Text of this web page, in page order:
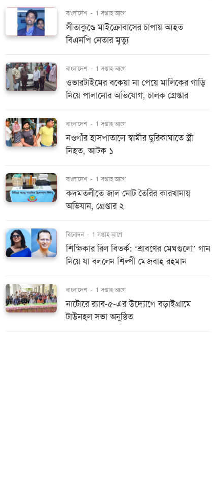
বাংলাদেশ - 1 সপ্তাহ আগে
সীতাকুণ্ডে মাইক্রোবাসের চাপায় আহত
বিএনপি নেতার মৃত্যু
বাংলাদেশ - 1 সপ্তাহ আগে
ওভারটাইমের বকেয়া না পেয়ে মালিকের গাড়ি
নিয়ে পালানোর অভিযোগ, চালক গ্রেপ্তার
বাংলাদেশ - 1 সপ্তাহ আগে
নওগাঁর হাসপাতালে স্বামীর ছুরিকাঘাতে স্ত্রী
নিহত, আটক ১
বাংলাদেশ - 1 সপ্তাহ আগে
কদমতলীতে জাল নোট তৈরির কারখানায়
অভিযান, গ্রেপ্তার ২
বিনোদন - 1 সপ্তাহ আগে
শিক্ষিকার রিল বিতর্ক: ‘শ্রাবণের মেঘগুলো’ গান
নিয়ে যা বললেন শিল্পী মেজবাহ রহমান
বাংলাদেশ - 1 সপ্তাহ আগে
নাটোরে র‌্যাব-৫-এর উদ্যোগে বড়াইগ্রামে
টাউনহল সভা অনুষ্ঠিত